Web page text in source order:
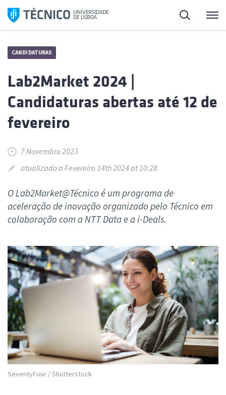
Saltar
para
Pesquisa
CANDIDATURAS
Lab2Market 2024 |
Candidaturas abertas até 12 de
fevereiro
7 Novembro 2023
atualizado a Fevereiro 14th 2024 at 10:28
O Lab2Market@Técnico é um programa de
aceleração de inovação organizado pelo Técnico em
colaboração com a NTT Data e a i-Deals.
SeventyFour / Shutterstock